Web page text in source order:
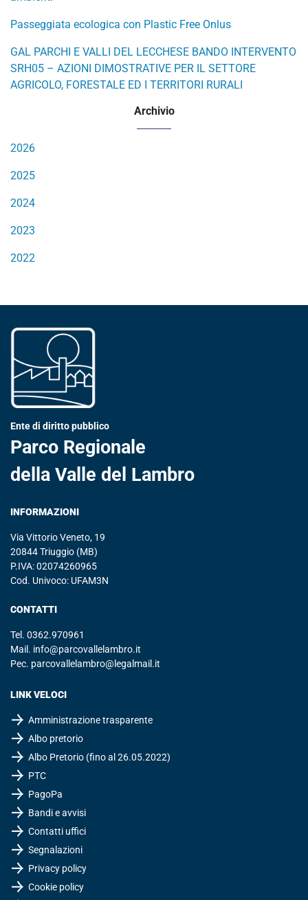
Passeggiata ecologica con Plastic Free Onlus
GAL PARCHI E VALLI DEL LECCHESE BANDO INTERVENTO
SRH05 – AZIONI DIMOSTRATIVE PER IL SETTORE
AGRICOLO, FORESTALE ED I TERRITORI RURALI
Archivio
2026
2025
2024
2023
2022
Ente di diritto pubblico
Parco Regionale
della Valle del Lambro
INFORMAZIONI
Via Vittorio Veneto, 19
20844 Triuggio (MB)
P.IVA: 02074260965
Cod. Univoco: UFAM3N
CONTATTI
Tel. 0362.970961
Mail. info@parcovallelambro.it
Pec. parcovallelambro@legalmail.it
LINK VELOCI
Amministrazione trasparente
Albo pretorio
Albo Pretorio (fino al 26.05.2022)
PTC
PagoPa
Bandi e avvisi
Contatti uffici
Segnalazioni
Privacy policy
Cookie policy